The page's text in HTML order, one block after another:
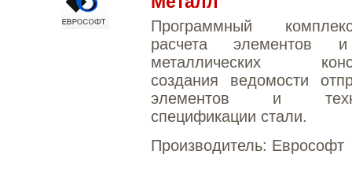
Программный
расчета элементов
металлических
создания ведомости
элементов и
спецификации стали.
Производитель: Еврософт